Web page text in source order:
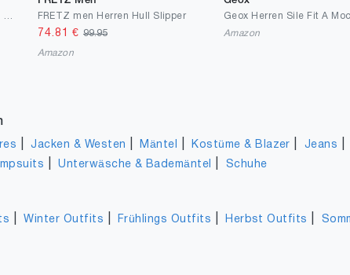
FRETZ men Herren Hull Slipper
74.81 € 99.95
Amazon
Geox Herren Sile Fit A
Amazon
|Jacken & Westen Mäntel Kostüme & Blazer Jeans
|Unterwäsche & Bademäntel Schuhe
|Winter Outfits Frühlings Outfits Herbst Outfits